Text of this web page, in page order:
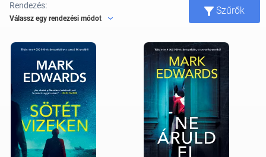
Rendezés:
Válassz egy rendezési módot
Szűrők